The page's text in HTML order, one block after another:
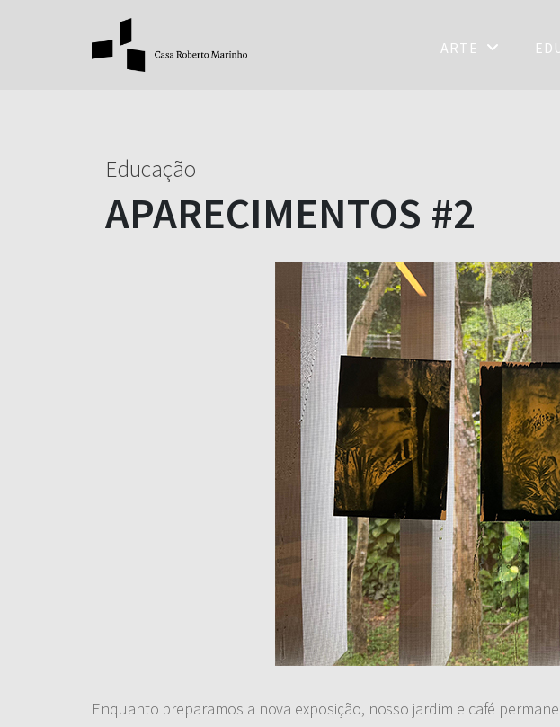
ARTE
Educação
APARECIMENTOS #2
Enquanto preparamos a nova exposição, nosso jardim e café